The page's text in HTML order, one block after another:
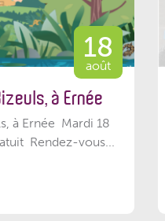
18
août
à Ernée
à Ernée Mardi 18
Rendez-vous...